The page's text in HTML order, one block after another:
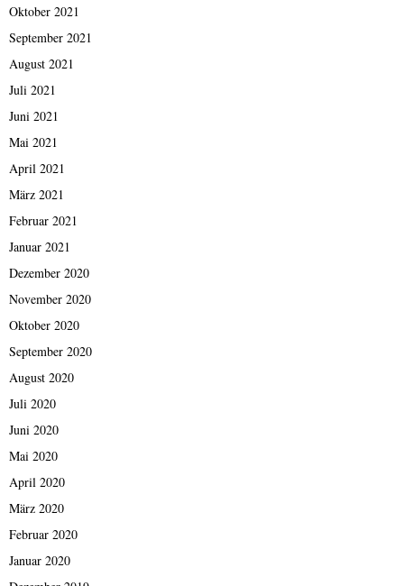
Oktober 2021
September 2021
August 2021
Juli 2021
Juni 2021
Mai 2021
April 2021
März 2021
Februar 2021
Januar 2021
Dezember 2020
November 2020
Oktober 2020
September 2020
August 2020
Juli 2020
Juni 2020
Mai 2020
April 2020
März 2020
Februar 2020
Januar 2020